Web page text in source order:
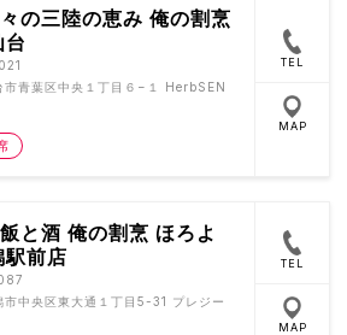
の三陸の恵み 俺の割烹
台
市青葉区中央１丁目６−１ HerbSEN
TEL
MAP
と酒 俺の割烹 ほろよ
駅前店
市中央区東大通１丁目5-31 プレジー
TEL
MAP